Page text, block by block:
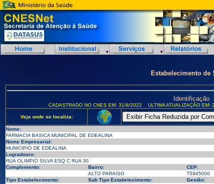
Estabelecimento de
Identificação
CADASTRADO NO CNES EM: 31/8/2022 ULTIMA ATUALIZAÇÃO
Veja onde se localiza:
Nome:
FARMACIA BASICA MUNICIPAL DE EDEALINA
Nome Empresarial:
MUNICIPIO DE EDEALINA
Logradouro:
RUA OLIMPIO SILVA ESQ C RUA 30
Complemento:
Bairro: CEP:
ALTO PARAISO
75945000
Tipo Estabelecimento:
Sub Tipo Estabelecimento: Gestão: